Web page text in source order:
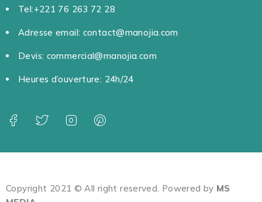
Tel:+221 76 263 72 28
Adresse email: contact@manojia.com
Devis: commercial@manojia.com
Heures d’ouverture: 24h/24
Copyright 2021 © All right reserved. Powered by MS